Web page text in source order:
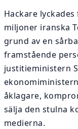
Hackare
miljoner iranska
grund av en
framstående
justitieministern
åklagare,
sälja den stulna
medierna.